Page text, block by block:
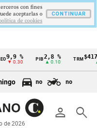
9,9 %
▼ 0.30
PIB2,8 %
▲ 0.10
TRM
▲
no no
person search
de 2026
con fines
aceptarlas o
de cookies
CONTINUAR